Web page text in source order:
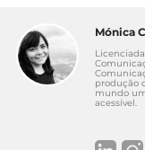
Mónica
produção
mundo
acessível.